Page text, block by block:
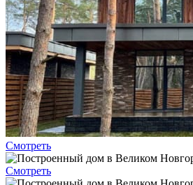
Смотреть
Смотреть